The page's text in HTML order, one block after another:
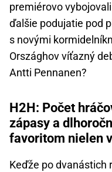
premiérovo
ďalšie podujatie pod
s novými
Országhov víťazný
Antti Pennanen?
H2H: Počet
zápasy a
favoritom nielen
Keďže po dvanástich